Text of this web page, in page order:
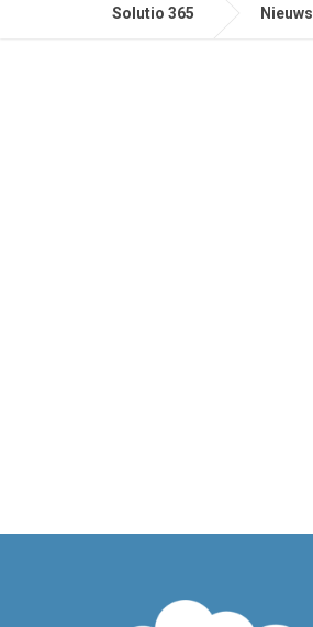
Solutio 365 Nieuws